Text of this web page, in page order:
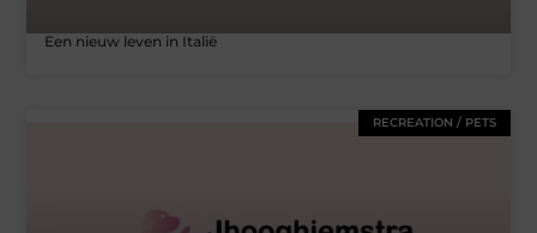
Een nieuw leven in Italië
RECREATION / PETS